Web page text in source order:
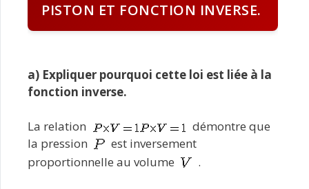
PISTON ET FONCTION INVERSE.
a) Expliquer pourquoi cette loi est liée à la
fonction inverse.
La relation
démontre que
la pression
est inversement
proportionnelle au volume
.